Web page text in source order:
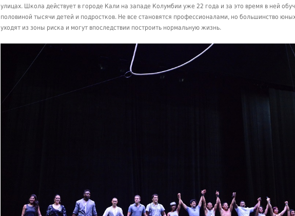
улицах. Школа действует в городе Кали на западе Колумбии уже 22 года и за это время в ней
половиной тысячи детей и подростков. Не все становятся профессионалами, но большинство
уходят из зоны риска и могут впоследствии построить нормальную жизнь.